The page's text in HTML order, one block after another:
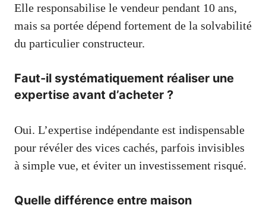
Elle responsabilise le vendeur pendant 10 ans,
mais sa portée dépend fortement de la solvabilité
du particulier constructeur.
Faut-il systématiquement réaliser une
expertise avant d’acheter ?
Oui. L’expertise indépendante est indispensable
pour révéler des vices cachés, parfois invisibles
à simple vue, et éviter un investissement risqué.
Quelle différence entre maison